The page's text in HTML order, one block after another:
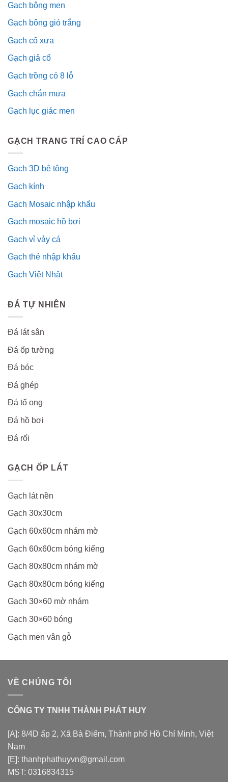
Gạch bông men
Gạch bông gió trắng
Gạch cổ xưa
Gạch giả cổ
Gạch trồng cỏ 8 lỗ
Gạch chắn mưa
Gạch lục giác men
GẠCH TRANG TRÍ CAO CẤP
Gạch 3D bê tông
Gạch kính
Gạch Mosaic nhập khẩu
Gạch mosaic hồ bơi
Gạch vỉ vảy cá
Gạch thẻ nhập khẩu
Gạch Việt Nhật
ĐÁ TỰ NHIÊN
Đá lát sân
Đá ốp tường
Đá bóc
Đá ghép
Đá tổ ong
Đá hồ bơi
Đá rối
GẠCH ỐP LÁT
Gạch lát nền
Gạch 30x30cm
Gạch 60x60cm nhám mờ
Gạch 60x60cm bóng kiếng
Gạch 80x80cm nhám mờ
Gạch 80x80cm bóng kiếng
Gạch 30×60 mờ nhám
Gạch 30×60 bóng
Gạch men vân gỗ
VỀ CHÚNG TÔI
CÔNG TY TNHH THÀNH PHÁT HUY
[A]: 8/4D ấp 2, Xã Bà Điểm, Thành phố Hồ Chí Minh, Việt
Nam
[E]: thanhphathuyvn@gmail.com
MST: 0316834315